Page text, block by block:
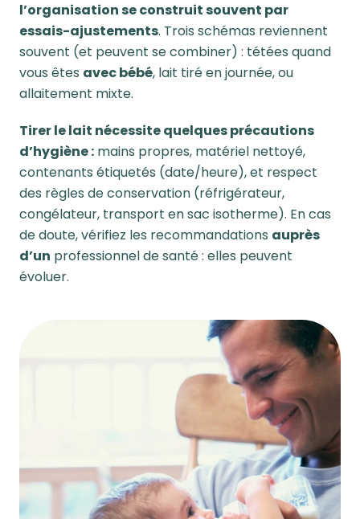
l’organisation se construit souvent par
essais-ajustements. Trois schémas reviennent
souvent (et peuvent se combiner) : tétées quand
vous êtes avec bébé, lait tiré en journée, ou
allaitement mixte.
Tirer le lait nécessite quelques précautions
d’hygiène : mains propres, matériel nettoyé,
contenants étiquetés (date/heure), et respect
des règles de conservation (réfrigérateur,
congélateur, transport en sac isotherme). En cas
de doute, vérifiez les recommandations auprès
d’un professionnel de santé : elles peuvent
évoluer.